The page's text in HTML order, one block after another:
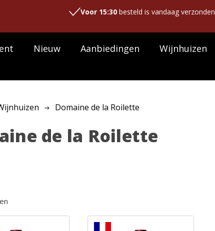
Voor 15:30besteld is vandaag verzonden
Nieuw Aanbiedingen Wijnhuizen
Domaine de la Roilette
de la Roilette